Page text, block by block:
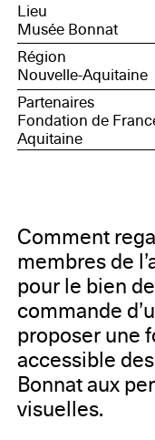
Lieu
Musée Bonnat
Région
Nouvelle-Aquitaine
Partenaires
Fondation de
Aquitaine
Comment
membres de
pour le bien
commande
proposer une
accessible
Bonnat aux
visuelles.